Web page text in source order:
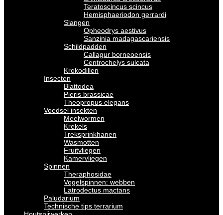
Teratoscincus scincus
Hemisphaeriodon gerrardi
Slangen
Opheodrys aestivus
Sanzinia madagascariensis
Schildpadden
Callagur borneoensis
Centrochelys sulcata
Krokodillen
Insecten
Blattodea
Pieris brassicae
Theopropus elegans
Voedsel insekten
Meelwormen
Krekels
Treksprinkhanen
Wasmotten
Fruitvliegen
Kamervliegen
Spinnen
Theraphosidae
Vogelspinnen: webben
Latrodectus mactans
Paludarium
Technische tips terrarium